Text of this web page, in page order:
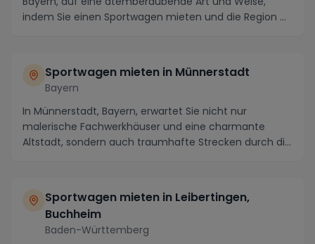
indem Sie einen Sportwagen mieten und die Region ...
Sportwagen mieten in Münnerstadt
Bayern
In Münnerstadt, Bayern, erwartet Sie nicht nur
malerische Fachwerkhäuser und eine charmante
Altstadt, sondern auch traumhafte Strecken durch die
Sportwagen mieten in Leibertingen,
Buchheim
Baden-Württemberg